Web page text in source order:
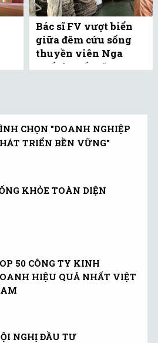
Bác sĩ FV vượt biển
giữa đêm cứu sống
thuyền viên Nga
xuất huyết não
CHỌN "DOANH NGHIỆP
TRIỂN BỀN VỮNG"
KHỎE TOÀN DIỆN
50 CÔNG TY KINH
HIỆU QUẢ NHẤT VIỆT
NGHỊ ĐẦU TƯ